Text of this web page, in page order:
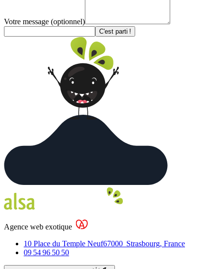
Votre message (optionnel)
C'est parti !
Agence web exotique
10 Place du Temple Neuf67000 Strasbourg, France
09 54 96 50 50